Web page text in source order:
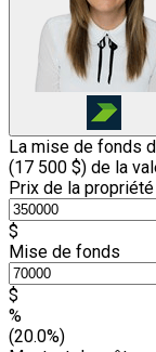
La mise de fonds
(17 500 $) de la
Prix de la propriété
$
Mise de fonds
$
%
(20.0%)